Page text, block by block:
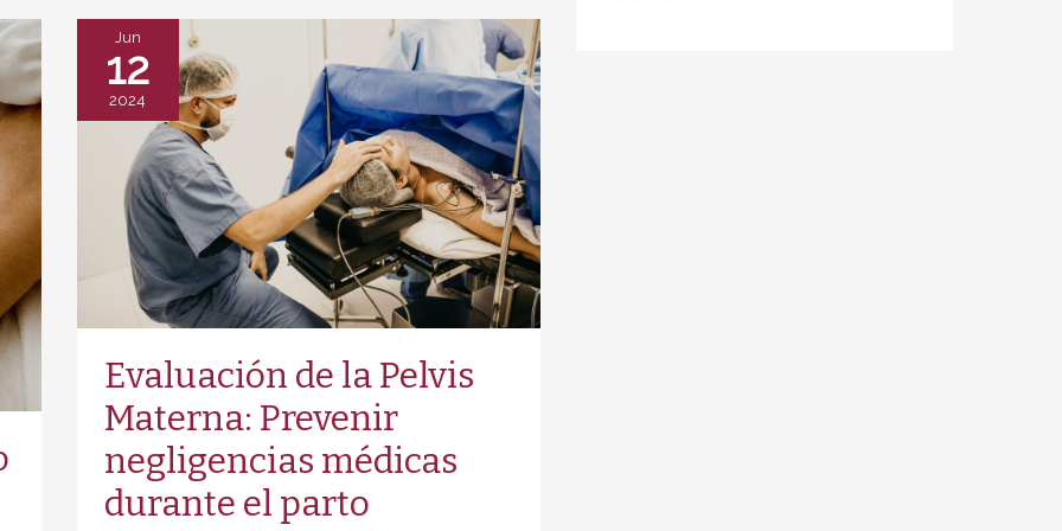
Parto
Jun
12
2024
Evaluación de la Pelvis
Materna: Prevenir
negligencias médicas
durante el parto